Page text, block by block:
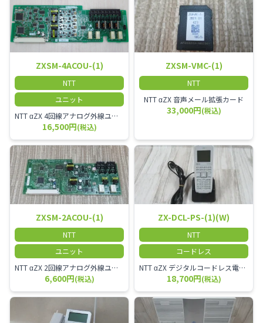
ZXSM-4ACOU-(1)
NTT
ユニット
NTT αZX 4回線アナログ外線ユニット アナログ4ch収容ユニット
16,500円(税込)
ZXSM-VMC-(1)
NTT
NTT αZX 音声メール拡張カード
33,000円(税込)
ZXSM-2ACOU-(1)
NTT
ユニット
NTT αZX 2回線アナログ外線ユニット
6,600円(税込)
ZX-DCL-PS-(1)(W)
NTT
コードレス
NTT αZX デジタルコードレス電話機 対応主装置及びアンテナを使用してご利用いただけます。 特に工場や倉庫等、オフィスから離れたところで作業をされている方に適しています。
18,700円(税込)